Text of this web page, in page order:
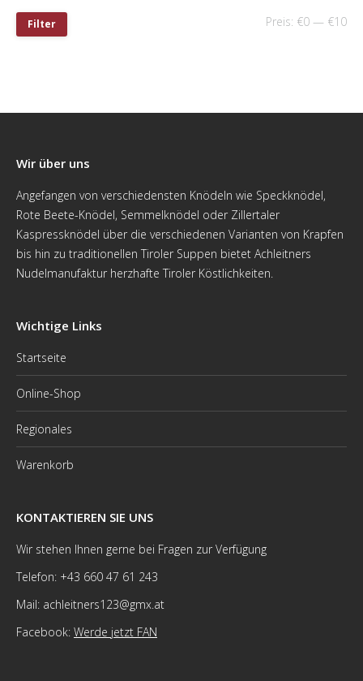
Filter Preis: €0 — €10
Wir über uns
Angefangen von verschiedensten Knödeln wie Speckknödel,
Rote Beete-Knödel, Semmelknödel oder Zillertaler
Kaspressknödel über die verschiedenen Varianten von Krapfen
bis hin zu traditionellen Tiroler Suppen bietet Achleitners
Nudelmanufaktur herzhafte Tiroler Köstlichkeiten.
Wichtige Links
Startseite
Online-Shop
Regionales
Warenkorb
KONTAKTIEREN SIE UNS
Wir stehen Ihnen gerne bei Fragen zur Verfügung
Telefon: +43 660 47 61 243
Mail: achleitners123@gmx.at
Facebook: Werde jetzt FAN